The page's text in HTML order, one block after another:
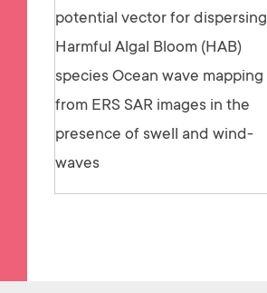
potential vector for dispersing
Harmful Algal Bloom (HAB)
species Ocean wave mapping
from ERS SAR images in the
presence of swell and wind-
waves